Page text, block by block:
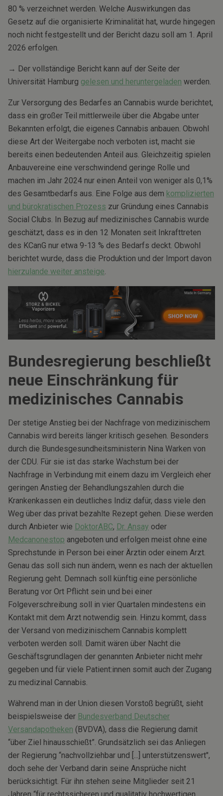
80 % verzeichnet werden. Welche Auswirkungen das
Gesetz auf die organisierte Kriminalität hat, wurde hingegen
noch nicht festgestellt und der Bericht dazu soll am 1. April
2026 erfolgen.
→ Der vollständige Bericht kann auf der Seite der
Universität Hamburg gelesen und heruntergeladen werden.
Zur Versorgung des Bedarfes an Cannabis wurde berichtet,
dass ein großer Teil mittlerweile über die Abgabe unter
Bekannten erfolgt, die eigenes Cannabis anbauen. Obwohl
diese Art der Weitergabe noch verboten ist, macht sie
bereits einen bedeutenden Anteil aus. Gleichzeitig spielen
Anbauvereine eine verschwindend geringe Rolle und
machen im Jahr 2024 nur einen Anteil von weniger als 0,1%
des Gesamtbedarfs aus. Eine Folge aus dem komplizierten
und bürokratischen Prozess zur Gründung eines Cannabis
Social Clubs. In Bezug auf medizinisches Cannabis wurde
geschätzt, dass es in den 12 Monaten seit Inkrafttreten
des KCanG nur etwa 9-13 % des Bedarfs deckt. Obwohl
berichtet wurde, dass die Produktion und der Import davon
hierzulande weiter ansteige.
Bundesregierung beschließt
neue Einschränkung für
medizinisches Cannabis
Der stetige Anstieg bei der Nachfrage von medizinischem
Cannabis wird bereits länger kritisch gesehen. Besonders
durch die Bundesgesundheitsministerin Nina Warken von
der CDU. Für sie ist das starke Wachstum bei der
Nachfrage in Verbindung mit einem dazu im Vergleich eher
geringen Anstieg der Behandlungszahlen durch die
Krankenkassen ein deutliches Indiz dafür, dass viele den
Weg über das privat bezahlte Rezept gehen. Diese werden
durch Anbieter wie DoktorABC, Dr. Ansay oder
Medcanonestop angeboten und erfolgen meist ohne eine
Sprechstunde in Person bei einer Ärztin oder einem Arzt.
Genau das soll sich nun ändern, wenn es nach der aktuellen
Regierung geht. Demnach soll künftig eine persönliche
Beratung vor Ort Pflicht sein und bei einer
Folgeverschreibung soll in vier Quartalen mindestens ein
Kontakt mit dem Arzt notwendig sein. Hinzu kommt, dass
der Versand von medizinischem Cannabis komplett
verboten werden soll. Damit wären über Nacht die
Geschäftsgrundlagen der genannten Anbieter nicht mehr
gegeben und für viele Patient:innen somit auch der Zugang
zu medizinal Cannabis.
Während man in der Union diesen Vorstoß begrüßt, sieht
beispielsweise der Bundesverband Deutscher
Versandapotheken (BVDVA), dass die Regierung damit
“über Ziel hinausschießt”. Grundsätzlich sei das Anliegen
der Regierung “nachvollziehbar und [...] unterstützenswert",
doch sehe der Verband darin seine Ansprüche nicht
berücksichtigt. Für ihn stehen seine Mitglieder seit 21